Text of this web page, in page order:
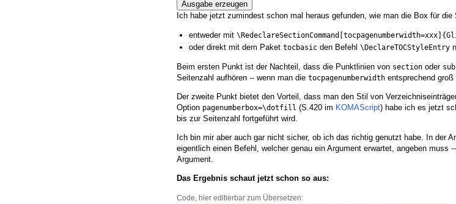
Ausgabe erzeugen
Ich habe jetzt zumindest schon mal heraus gefunden, wie man die Box für
entweder mit
oder direkt mit dem Paket tocbasic den Befehl \DeclareTOCStyleEntry
Beim ersten Punkt ist der Nachteil, dass die Punktlinien von section oder
Seitenzahl aufhören -- wenn man die tocpagenumberwidth entsprechend groß
Der zweite Punkt bietet den Vorteil, dass man den Stil von
Option pagenumberbox=\dotfill (S.420 im KOMAScript) habe ich es jetzt
bis zur Seitenzahl fortgeführt wird.
Ich bin mir aber auch gar nicht sicher, ob ich das richtig genutzt habe. In der
eigentlich einen Befehl, welcher genau ein Argument erwartet, angeben muss
Argument.
Das Ergebnis schaut jetzt schon so aus:
Code, hier editierbar zum Übersetzen: